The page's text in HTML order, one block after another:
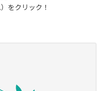
をクリック！